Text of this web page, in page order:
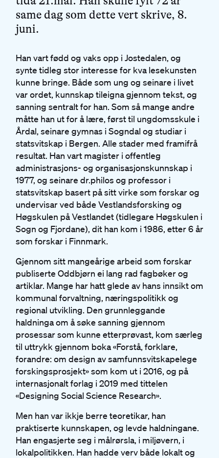
same dag som dette vert skrive, 8.
juni.
Han vart fødd og vaks opp i Jostedalen, og
synte tidleg stor interesse for kva lesekunsten
kunne bringe. Både som ung og seinare i livet
var ordet, kunnskap tileigna gjennom tekst, og
sanning sentralt for han. Som så mange andre
måtte han ut for å lære, først til ungdomsskule i
Årdal, seinare gymnas i Sogndal og studiar i
statsvitskap i Bergen. Alle stader med framifrå
resultat. Han vart magister i offentleg
administrasjons- og organisasjonskunnskap i
1977, og seinare dr.philos og professor i
statsvitskap basert på sitt virke som forskar og
undervisar ved både Vestlandsforsking og
Høgskulen på Vestlandet (tidlegare Høgskulen i
Sogn og Fjordane), dit han kom i 1986, etter 6 år
som forskar i Finnmark.
Gjennom sitt mangeårige arbeid som forskar
publiserte Oddbjørn ei lang rad fagbøker og
artiklar. Mange har hatt glede av hans innsikt om
kommunal forvaltning, næringspolitikk og
regional utvikling. Den grunnleggande
haldninga om å søke sanning gjennom
prosessar som kunne etterprøvast, kom særleg
til uttrykk gjennom boka «Forstå, forklare,
forandre: om design av samfunnsvitskapelege
forskingsprosjekt» som kom ut i 2016, og på
internasjonalt forlag i 2019 med tittelen
«Designing Social Science Research».
Men han var ikkje berre teoretikar, han
praktiserte kunnskapen, og levde haldningane.
Han engasjerte seg i målrørsla, i miljøvern, i
lokalpolitikken. Han hadde verv både lokalt og